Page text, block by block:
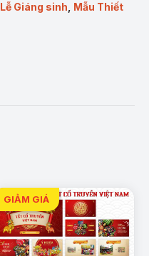
Lễ Giáng sinh Mẫu Thiết